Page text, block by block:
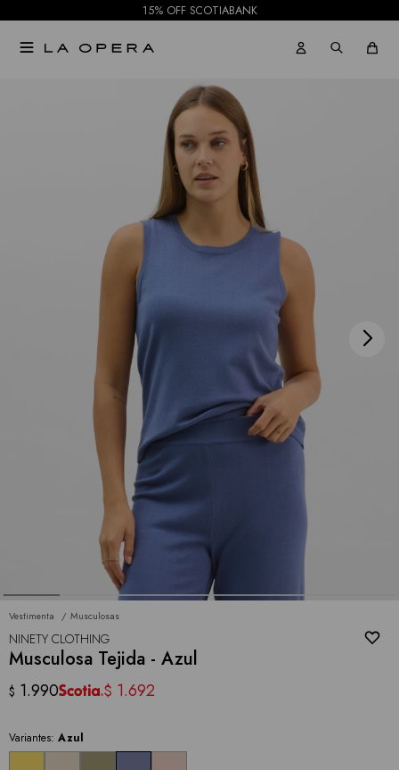
15% OFF SCOTIABANK

Vestimenta Musculosas
NINETY CLOTHING
Musculosa Tejida - Azul
$ 1.990 $ 1.692
Variantes: Azul
NOTIFICARME